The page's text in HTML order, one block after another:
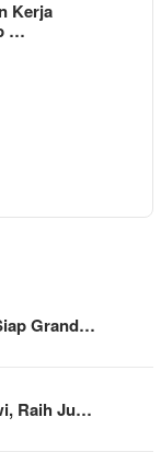
Kerja
…
Grand…
Raih Ju…